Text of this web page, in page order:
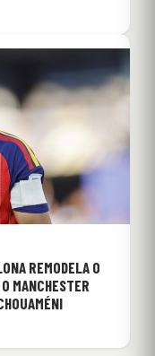
REMODELA O
MANCHESTER